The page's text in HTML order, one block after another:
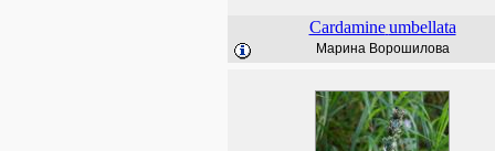
Cardamine umbellata
Марина Ворошилова